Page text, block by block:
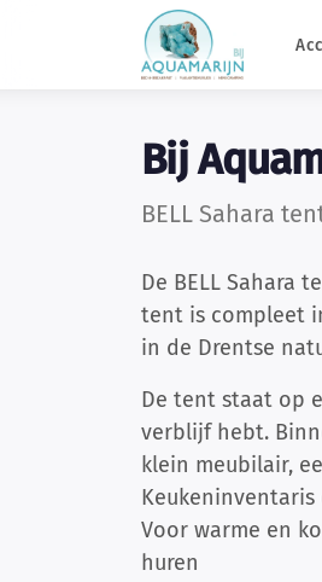
Bij
BELL Sahara
De BELL Sahara
tent is compleet
in de Drentse
De tent staat op
verblijf hebt.
klein meubilair,
Voor warme en
huren